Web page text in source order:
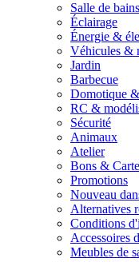
Salle de
Éclairage
Énergie &
Véhicules &
Jardin
Barbecue
Domotique
RC &
Sécurité
Animaux
Atelier
Bons &
Promotions
Nouveau
Alternatives
Conditions
Accessoires
Meubles de